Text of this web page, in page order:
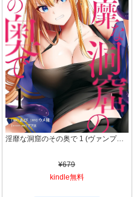
淫靡な洞窟のその奥で 1 (ヴァンプコミックス)
¥679
kindle無料